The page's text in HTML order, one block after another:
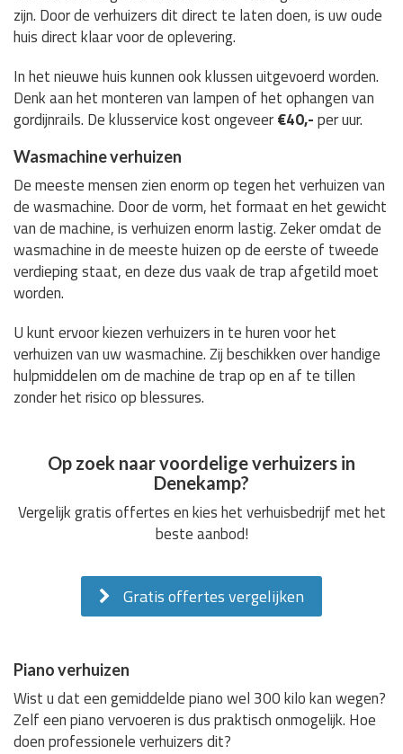
zijn. Door de verhuizers dit direct te laten doen, is uw oude
huis direct klaar voor de oplevering.
In het nieuwe huis kunnen ook klussen uitgevoerd worden.
Denk aan het monteren van lampen of het ophangen van
gordijnrails. De klusservice kost ongeveer€40,-per uur.
Wasmachine verhuizen
De meeste mensen zien enorm op tegen het verhuizen van
de wasmachine. Door de vorm, het formaat en het gewicht
van de machine, is verhuizen enorm lastig. Zeker omdat de
wasmachine in de meeste huizen op de eerste of tweede
verdieping staat, en deze dus vaak de trap afgetild moet
worden.
U kunt ervoor kiezen verhuizers in te huren voor het
verhuizen van uw wasmachine. Zij beschikken over handige
hulpmiddelen om de machine de trap op en af te tillen
zonder het risico op blessures.
Op zoek naar voordelige verhuizers in
Denekamp?
Vergelijk gratis offertes en kies het verhuisbedrijf met het
beste aanbod!
Gratis offertes vergelijken
Piano verhuizen
Wist u dat een gemiddelde piano wel 300 kilo kan wegen?
Zelf een piano vervoeren is dus praktisch onmogelijk. Hoe
doen professionele verhuizers dit?